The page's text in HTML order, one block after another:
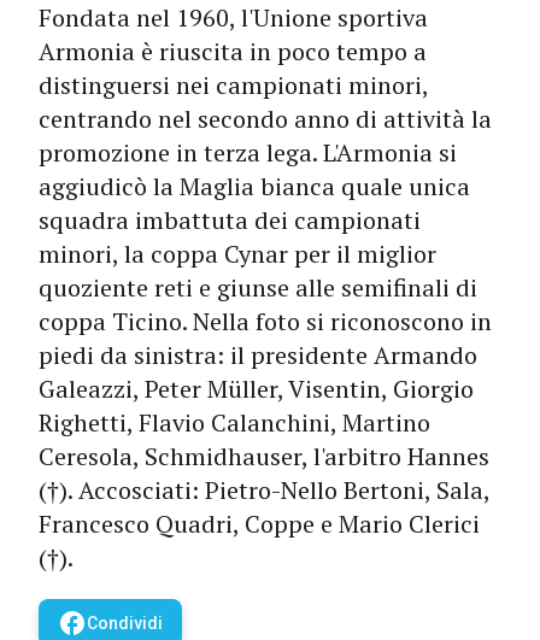
Fondata nel 1960, l'Unione sportiva
Armonia è riuscita in poco tempo a
distinguersi nei campionati minori,
centrando nel secondo anno di attività la
promozione in terza lega. L'Armonia si
aggiudicò la Maglia bianca quale unica
squadra imbattuta dei campionati
minori, la coppa Cynar per il miglior
quoziente reti e giunse alle semifinali di
coppa Ticino. Nella foto si riconoscono in
piedi da sinistra: il presidente Armando
Galeazzi, Peter Müller, Visentin, Giorgio
Righetti, Flavio Calanchini, Martino
Ceresola, Schmidhauser, l'arbitro Hannes
(†). Accosciati: Pietro-Nello Bertoni, Sala,
Francesco Quadri, Coppe e Mario Clerici
(†).
facebookCondividi